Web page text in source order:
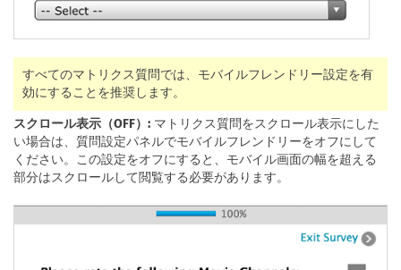
すべてのマトリクス質問では、モバイルフレンドリー設定を有
効にすることを推奨します。
スクロール表示（OFF）: マトリクス質問をスクロール表示にした
い場合は、質問設定パネルでモバイルフレンドリーをオフにして
ください。この設定をオフにすると、モバイル画面の幅を超える
部分はスクロールして閲覧する必要があります。